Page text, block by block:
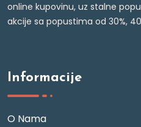
online kupovinu, uz stalne
akcije sa popustima od 30%,
Informacije
O Nama